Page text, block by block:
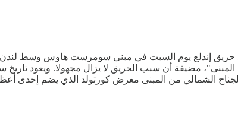
سيارة إطفاء ونحو 100 رجل إطفاء توجهوا لإخماد حريق إندلع يوم السبت في
الشمالي من المبنى معرض كورتولد الذي يضم إحدى